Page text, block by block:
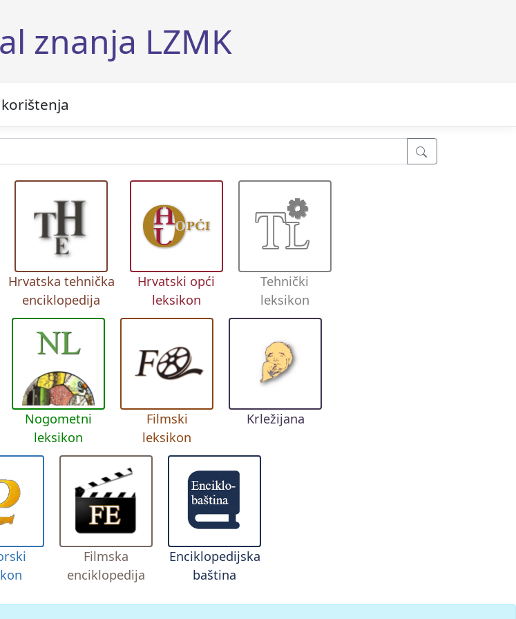
znanja LZMK
Hrvatska tehnička
enciklopedija
Hrvatski opći
leksikon
Tehnički
leksikon
Nogometni
leksikon
Filmski
leksikon
Krležijana
Filmska
enciklopedija
Enciklopedijska
baština